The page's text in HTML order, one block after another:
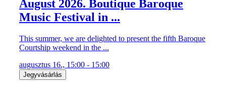
August 2026. Boutique Baroque
Music Festival in ...
This summer, we are delighted to present the fifth Baroque
Courtship weekend in the ...
augusztus 16., 15:00 - 15:00
Jegyvásárlás